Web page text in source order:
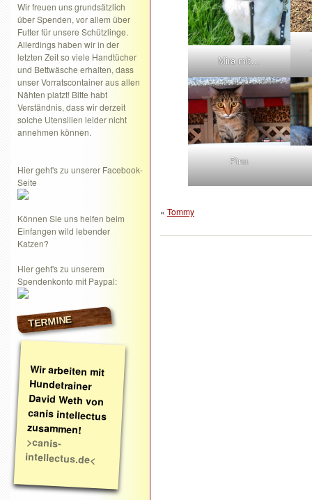
Wir freuen uns grundsätzlich
über Spenden, vor allem über
Futter für unsere Schützlinge.
Allerdings haben wir in der
letzten Zeit so viele Handtücher
und Bettwäsche erhalten, dass
unser Vorratscontainer aus allen
Nähten platzt! Bitte habt
Verständnis, dass wir derzeit
solche Utensilien leider nicht
annehmen können.
Hier geht's zu unserer Facebook-
Seite
Können Sie uns helfen beim
Einfangen wild lebender
Katzen?
Hier geht's zu unserem
Spendenkonto mit Paypal:
TERMINE
Wir arbeiten mit
Hundetrainer
David Weth von
canis intellectus
zusammen!
>canis-
intellectus.de<
Mira mit…
Pina
« Tommy